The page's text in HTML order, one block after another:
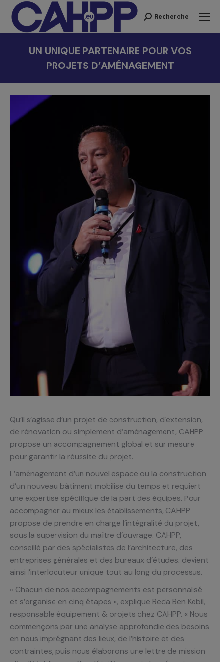
Recherche
Recherche
UN UNIQUE PARTENAIRE POUR VOS
PROJETS D’AMÉNAGEMENT
Qu’il s’agisse d’un projet de construction, d’extension,
de rénovation ou simplement d’aménagement, CAHPP
propose un accompagnement global et sur mesure
pour garantir la réussite du projet.
L’aménagement d’un nouvel espace ou la construction
d’un nouveau bâtiment mobilise du temps et requiert
une expertise spécifique de la part des équipes. Pour
accompagner au mieux les établissements, CAHPP
propose de prendre en charge l’intégralité du projet,
sous la supervision du maître d’ouvrage. CAHPP,
conseillé par des spécialistes de l’architecture, des
entreprises générales et des bureaux d’études, devient
ainsi l’interlocuteur unique tout au long du processus.
« Chacun de nos accompagnements est personnalisé
et s’organise en cinq étapes », explique Reda Ben Kebil,
responsable équipement & projets chez CAHPP. « Nous
commençons par une analyse approfondie des besoins
en nous imprégnant des lieux, de l’histoire et des
contraintes, puis nous élaborons une lettre de mission